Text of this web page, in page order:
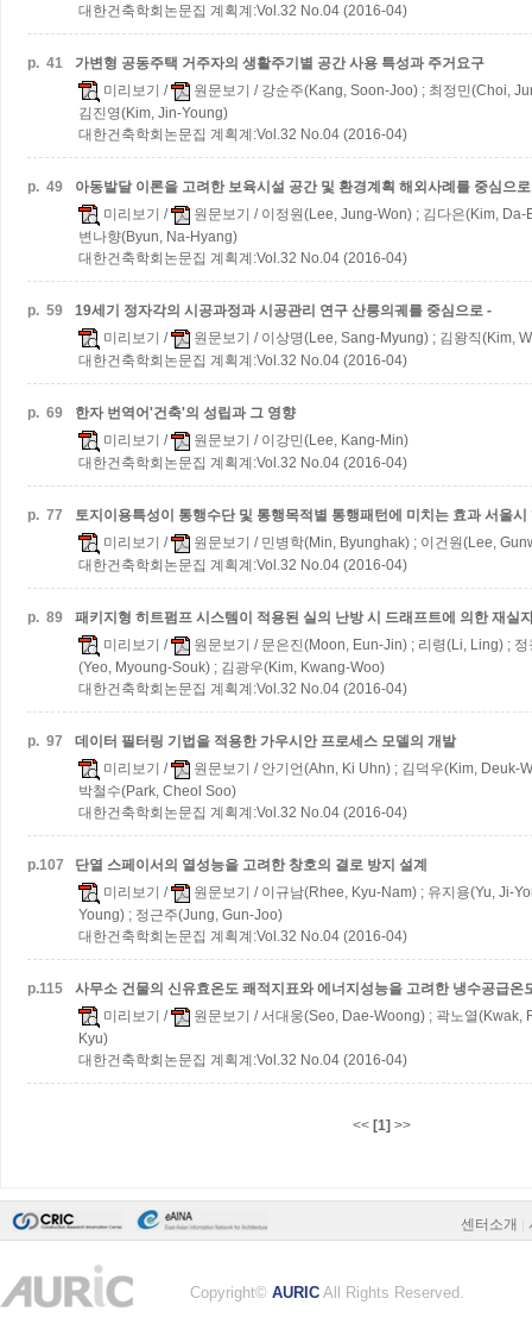
대한건축학회논문집 계획계:Vol.32 No.04 (2016-04)
p. 41
가변형 공동주택 거주자의 생활주기별 공간 사용 특성과 주거요구
미리보기 / 원문보기 / 강순주(Kang, Soon-Joo) ; 최정민(Choi,
김진영(Kim, Jin-Young)
대한건축학회논문집 계획계:Vol.32 No.04 (2016-04)
p. 49 아동발달 이론을 고려한 보육시설 공간 및 환경계획 해외사례를 중심으로
미리보기 / 원문보기 / 이정원(Lee, Jung-Won) ; 김다은(Kim,
변나향(Byun, Na-Hyang)
대한건축학회논문집 계획계:Vol.32 No.04 (2016-04)
p. 59 19세기 정자각의 시공과정과 시공관리 연구 산릉의궤를 중심으로 -
미리보기 / 원문보기 / 이상명(Lee, Sang-Myung) ; 김왕직(Kim,
대한건축학회논문집 계획계:Vol.32 No.04 (2016-04)
p. 69
한자 번역어'건축'의 성립과 그 영향
미리보기 / 원문보기 / 이강민(Lee, Kang-Min)
대한건축학회논문집 계획계:Vol.32 No.04 (2016-04)
p. 77 토지이용특성이 통행수단 및 통행목적별 통행패턴에 미치는 효과서울시
미리보기 / 원문보기 / 민병학(Min, Byunghak) ; 이건원(Lee,
대한건축학회논문집 계획계:Vol.32 No.04 (2016-04)
p. 89
패키지형 히트펌프 시스템이 적용된 실의 난방 시 드래프트에 의한 재실
미리보기 / 원문보기 / 문은진(Moon, Eun-Jin) ; 리령(Li, Ling) ;
(Yeo, Myoung-Souk) ; 김광우(Kim, Kwang-Woo)
대한건축학회논문집 계획계:Vol.32 No.04 (2016-04)
p. 97
데이터 필터링 기법을 적용한 가우시안 프로세스 모델의 개발
미리보기 / 원문보기 / 안기언(Ahn, Ki Uhn) ; 김덕우(Kim, Deuk-
박철수(Park, Cheol Soo)
대한건축학회논문집 계획계:Vol.32 No.04 (2016-04)
p.107
단열 스페이서의 열성능을 고려한 창호의 결로 방지 설계
미리보기 / 원문보기 / 이규남(Rhee, Kyu-Nam) ; 유지용(Yu, Ji-
Young) ; 정근주(Jung, Gun-Joo)
대한건축학회논문집 계획계:Vol.32 No.04 (2016-04)
p.115
사무소 건물의 신유효온도 쾌적지표와 에너지성능을 고려한 냉수공급온
미리보기 / 원문보기 / 서대웅(Seo, Dae-Woong) ; 곽노열(Kwak,
Kyu)
대한건축학회논문집 계획계:Vol.32 No.04 (2016-04)
<< [1] >>
센터소개
Copyright© AURIC All Rights Reserved.